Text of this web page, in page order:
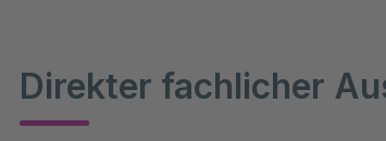
Direkter fachlicher